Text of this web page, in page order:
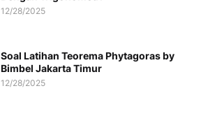
12/28/2025
Soal Latihan Teorema Phytagoras by
Bimbel Jakarta Timur
12/28/2025